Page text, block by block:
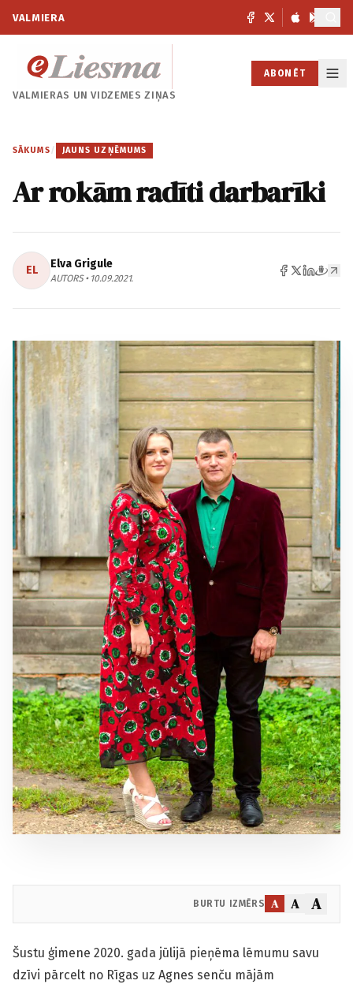
VALMIERA
VALMIERAS UNVIDZEMES ZIŅAS
ABONĒT
SĀKUMS / JAUNS UZŅĒMUMS
Ar rokām radīti darbarīki
EL Elva Grigule
AUTORS • 10.09.2021.
BURTU IZMĒRS A A A
Šustu ģimene 2020. gada jūlijā pieņēma lēmumu savu
dzīvi pārcelt no Rīgas uz Agnes senču mājām